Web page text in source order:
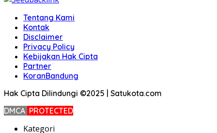
Tentang Kami
Kontak
Disclaimer
Privacy Policy
Kebijakan Hak Cipta
Partner
KoranBandung
Hak Cipta Dilindungi ©2025 | Satukota.com
DMCA PROTECTED
Kategori